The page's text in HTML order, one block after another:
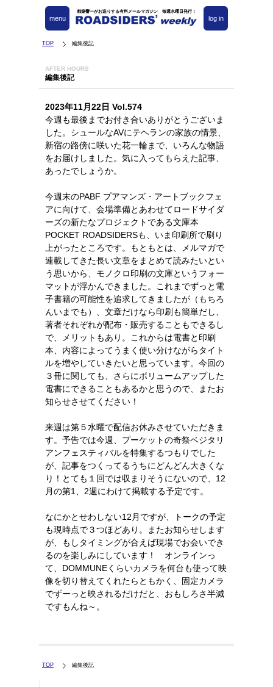
都築響一がお送りする有料メールマガジン 毎週水曜日発行！
log in
menu
TOP 編集後記
AFTER HOURS
編集後記
2023年11月22日 Vol.574
今週も最後までお付き合いありがとうございま
した。シュールなAVにテヘランの家族の情景、
新宿の路傍に咲いた花一輪まで、いろんな物語
をお届けしました。気に入ってもらえた記事、
あったでしょうか。
今週末のPABF プアマンズ・アートブックフェ
アに向けて、会場準備とあわせてロードサイダ
ーズの新たなプロジェクトである文庫本
POCKET ROADSIDERSも、いま印刷所で刷り
上がったところです。もともとは、メルマガで
連載してきた長い文章をまとめて読みたいとい
う思いから、モノクロ印刷の文庫というフォー
マットが浮かんできました。これまでずっと電
子書籍の可能性を追求してきましたが（もちろ
んいまでも）、文章だけなら印刷も簡単だし、
著者それぞれが配布・販売することもできるし
で、メリットもあり。これからは電書と印刷
本、内容によってうまく使い分けながらタイト
ルを増やしていきたいと思っています。今回の
３冊に関しても、さらにボリュームアップした
電書にできることもあるかと思うので、またお
知らせさせてください！
来週は第５水曜で配信お休みさせていただきま
す。予告では今週、プーケットの奇祭ベジタリ
アンフェスティバルを特集するつもりでした
が、記事をつくってるうちにどんどん大きくな
り！とても１回では収まりそうにないので、12
月の第1、2週にわけて掲載する予定です。
なにかとせわしない12月ですが、トークの予定
も現時点で３つほどあり。またお知らせします
が、もしタイミングが合えば現場でお会いでき
るのを楽しみにしています！ オンラインっ
て、DOMMUNEくらいカメラを何台も使って映
像を切り替えてくれたらともかく、固定カメラ
でずーっと映されるだけだと、おもしろさ半減
ですもんね～。
TOP 編集後記